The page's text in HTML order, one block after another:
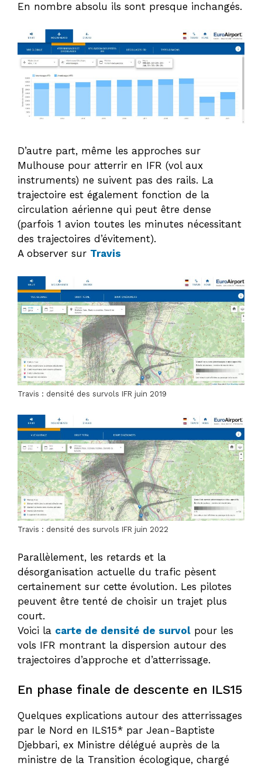
En nombre absolu ils sont presque inchangés.
D’autre part, même les approches sur
Mulhouse pour atterrir en IFR (vol aux
instruments) ne suivent pas des rails. La
trajectoire est également fonction de la
circulation aérienne qui peut être dense
(parfois 1 avion toutes les minutes nécessitant
des trajectoires d’évitement).
A observer sur Travis
Travis : densité des survols IFR juin 2019
Travis : densité des survols IFR juin 2022
Parallèlement, les retards et la
désorganisation actuelle du trafic pèsent
certainement sur cette évolution. Les pilotes
peuvent être tenté de choisir un trajet plus
court.
Voici la carte de densité de survol pour les
vols IFR montrant la dispersion autour des
trajectoires d’approche et d’atterrissage.
En phase finale de descente en ILS15
Quelques explications autour des atterrissages
par le Nord en ILS15* par Jean-Baptiste
Djebbari, ex Ministre délégué auprès de la
ministre de la Transition écologique, chargé